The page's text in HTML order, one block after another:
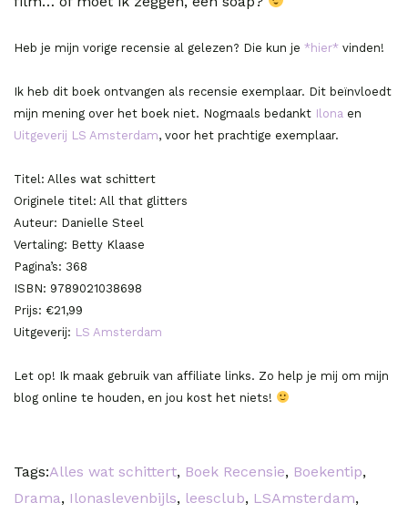
Heb je mijn vorige recensie al gelezen? Die kun je *hier* vinden!
Ik heb dit boek ontvangen als recensie exemplaar. Dit beïnvloedt
mijn mening over het boek niet. Nogmaals bedankt Ilona en
Uitgeverij LS Amsterdam, voor het prachtige exemplaar.
Titel: Alles wat schittert
Originele titel: All that glitters
Auteur: Danielle Steel
Vertaling: Betty Klaase
Pagina’s: 368
ISBN: 9789021038698
Prijs: €21,99
Uitgeverij: LS Amsterdam
Let op! Ik maak gebruik van affiliate links. Zo help je mij om mijn
blog online te houden, en jou kost het niets!
Tags:Alles wat schittert, Boek Recensie, Boekentip,
Drama, Ilonaslevenbijls, leesclub, LSAmsterdam,